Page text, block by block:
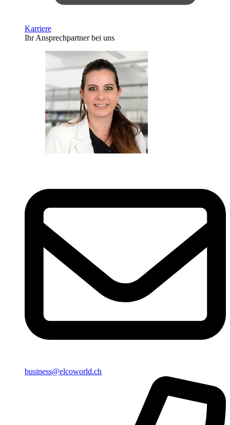
Karriere
Ihr Ansprechpartner bei uns
business@elcoworld.ch